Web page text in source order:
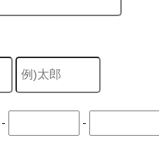
- -